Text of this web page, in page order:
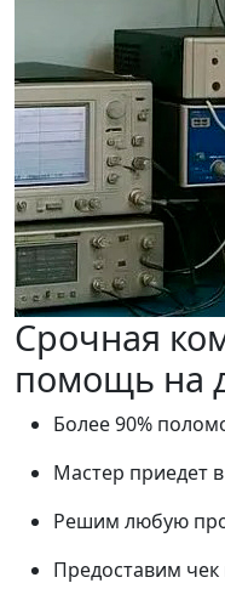
Срочная
помощь на
Более 90%
Мастер приедет
Решим любую
Предоставим